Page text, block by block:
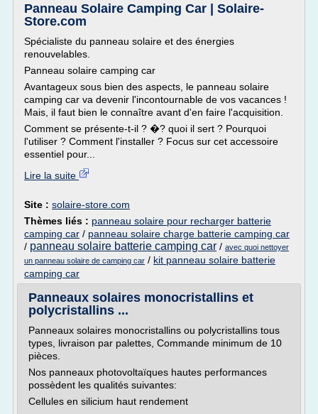
Panneau Solaire Camping Car | Solaire-
Store.com
Spécialiste du panneau solaire et des énergies
renouvelables.
Panneau solaire camping car
Avantageux sous bien des aspects, le panneau solaire
camping car va devenir l'incontournable de vos vacances !
Mais, il faut bien le connaître avant d'en faire l'acquisition.
Comment se présente-t-il ? �? quoi il sert ? Pourquoi
l'utiliser ? Comment l'installer ? Focus sur cet accessoire
essentiel pour...
Lire la suite
Site : solaire-store.com
Thèmes liés : panneau solaire pour recharger batterie
camping car / panneau solaire charge batterie camping car
/ panneau solaire batterie camping car / avec quoi nettoyer
un panneau solaire de camping car / kit panneau solaire batterie
camping car
Panneaux solaires monocristallins et
polycristallins ...
Panneaux solaires monocristallins ou polycristallins tous
types, livraison par palettes, Commande minimum de 10
pièces.
Nos panneaux photovoltaïques hautes performances
possèdent les qualités suivantes:
Cellules en silicium haut rendement